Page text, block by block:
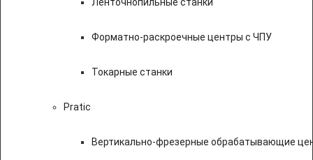
Форматно-раскроечные центры с ЧПУ
Токарные станки
Pratic
Вертикально-фрезерные обрабатывающие